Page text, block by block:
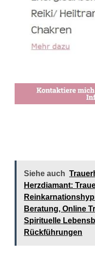
Siehe auch
Herzdiamant:
Beratung, Online
Spirituelle
Rückführungen